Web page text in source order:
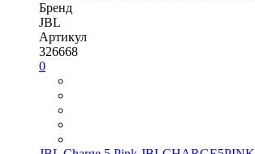
Бренд
JBL
Артикул
326668
0